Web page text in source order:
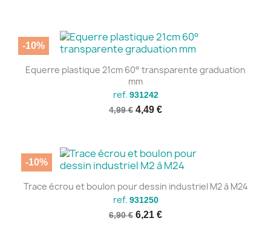
Equerre plastique 21cm 60° transparente graduation
mm
ref. 931242
4,99 € 4,49 €
-10%
Trace écrou et boulon pour dessin industriel M2 à M24
ref. 931250
6,90 € 6,21 €
-10%